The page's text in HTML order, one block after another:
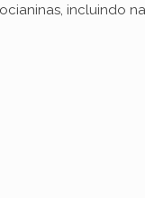
incluindo